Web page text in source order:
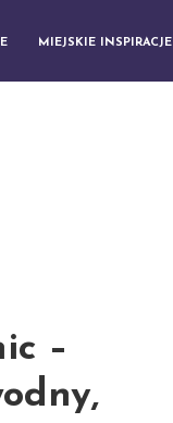
MIEJSKIE INSPIRACJE
–